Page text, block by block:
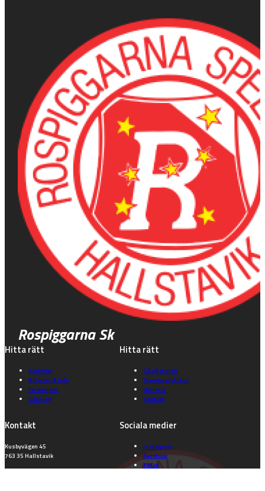
Rospiggarna Sk
Hitta rätt
Kalender
Biljetter & info
Föreningen
Våra lag
Hitta rätt
Gå på match
Speedwayskolan
Historia
Kontakt
Kontakt
Kusbyvägen 45
763 35 Hallstavik
info@rospiggarna.nu
Sociala medier
Instagram
Facebook
TikTok